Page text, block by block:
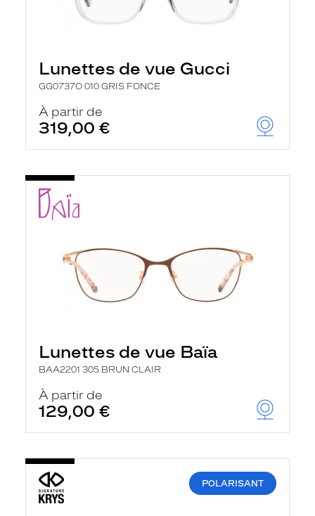
Lunettes de vue Gucci
GG0737O 010 GRIS FONCE
À partir de
319,00 €
Lunettes de vue Baïa
BAA2201 305 BRUN CLAIR
À partir de
129,00 €
POLARISANT